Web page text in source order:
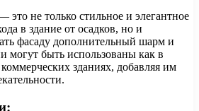
не только стильное и элегантное
в здание от осадков, но и
фасаду дополнительный шарм и
могут быть использованы как в
зданиях, добавляя им